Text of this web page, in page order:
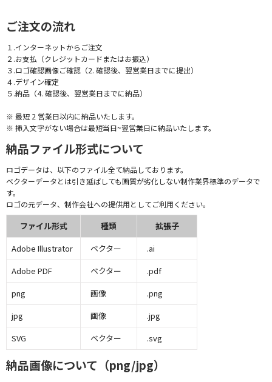
ご注文の流れ
１.インターネットからご注文
２.お支払（クレジットカードまたはお振込）
３.ロゴ確認画像ご確認（2. 確認後、翌営業日までに提出）
４.デザイン確定
５.納品（4. 確認後、翌営業日までに納品）
※ 最短 2 営業日以内に納品いたします。
※ 挿入文字がない場合は最短当日~翌営業日に納品いたします。
納品ファイル形式について
ロゴデータは、以下のファイル全て納品しております。
ベクターデータとは引き延ばしても画質が劣化しない制作業界標準のデータで
す。
ロゴの元データ、制作会社への提供用としてご利用ください。
ファイル形式 種類
拡張子
Adobe Illustrator
ベクター
.ai
Adobe PDF
ベクター
.pdf
png
画像
.png
jpg
画像
.jpg
SVG
ベクター .svg
納品画像について（png/jpg）